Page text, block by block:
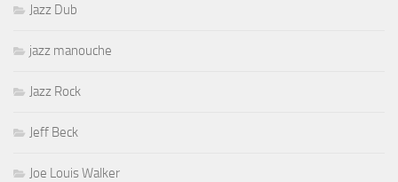
Jazz Dub
jazz manouche
Jazz Rock
Jeff Beck
Joe Louis Walker